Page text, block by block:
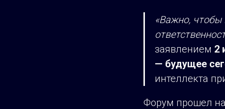
«Важно, чтобы
заявлением 2
— будущее
интеллекта
Форум прошел на